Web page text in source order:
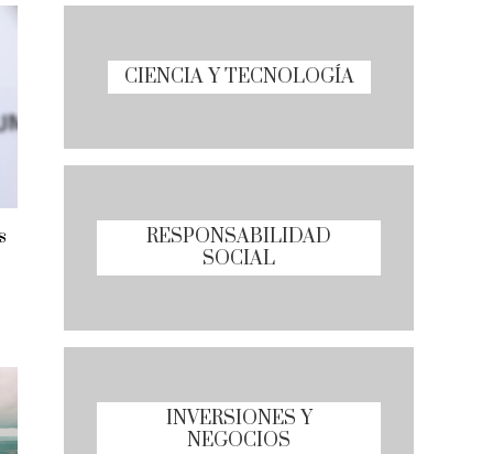
CIENCIA Y TECNOLOGÍA
RESPONSABILIDAD
SOCIAL
INVERSIONES Y
NEGOCIOS